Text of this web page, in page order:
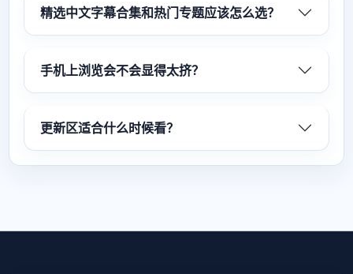
精选中文字幕合集和热门专题应该怎么选？
手机上浏览会不会显得太挤？
更新区适合什么时候看？